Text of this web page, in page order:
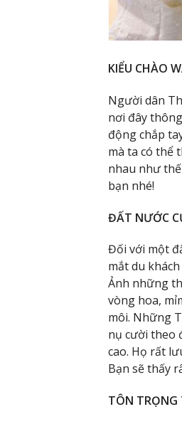
KIỂU CHÀO
Người dân
nơi đây
động chắp
mà ta có thể
nhau như
bạn nhé!
ĐẤT NƯỚC
Đối với một
mắt du
Ảnh những
vòng hoa,
môi. Những
nụ cười theo
cao. Họ rất
Bạn sẽ thấy
TÔN TRỌNG